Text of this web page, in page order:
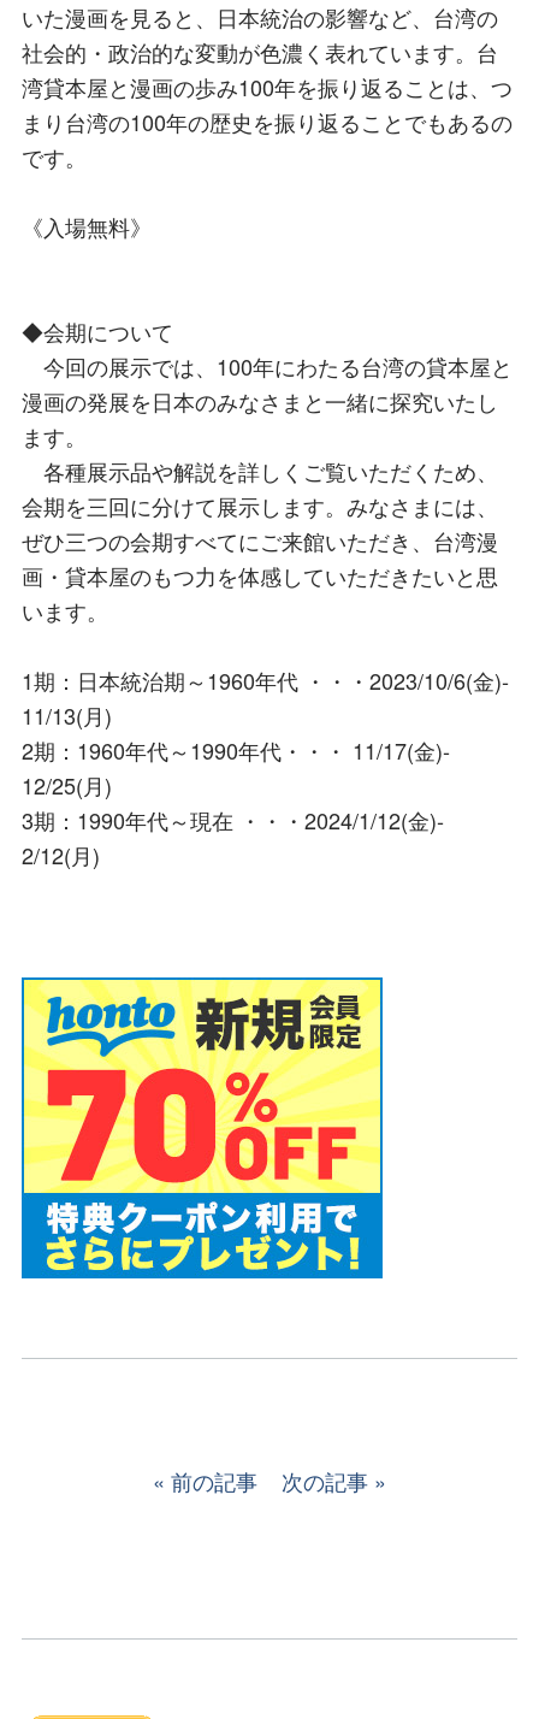
いた漫画を見ると、日本統治の影響など、台湾の
社会的・政治的な変動が色濃く表れています。台
湾貸本屋と漫画の歩み100年を振り返ることは、つ
まり台湾の100年の歴史を振り返ることでもあるの
です。
《入場無料》
◆会期について
今回の展示では、100年にわたる台湾の貸本屋と
漫画の発展を日本のみなさまと一緒に探究いたし
ます。
各種展示品や解説を詳しくご覧いただくため、
会期を三回に分けて展示します。みなさまには、
ぜひ三つの会期すべてにご来館いただき、台湾漫
画・貸本屋のもつ力を体感していただきたいと思
います。
1期：日本統治期～1960年代 ・・・2023/10/6(金)‐
11/13(月)
2期：1960年代～1990年代・・・ 11/17(金)‐
12/25(月)
3期：1990年代～現在 ・・・2024/1/12(金)‐
2/12(月)
前の記事 次の記事